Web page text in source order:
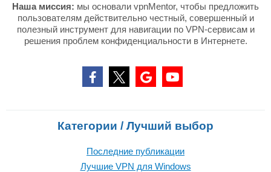
Наша миссия: мы основали vpnMentor, чтобы предложить
пользователям действительно честный, совершенный и
полезный инструмент для навигации по VPN-сервисам и
решения проблем конфиденциальности в Интернете.
Категории / Лучший выбор
Последние публикации
Лучшие VPN для Windows